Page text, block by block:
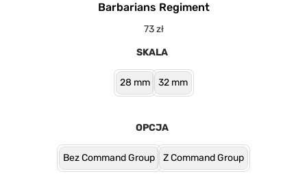
Barbarians Regiment
73zł
SKALA
28 mm 32 mm
OPCJA
Bez Command Group Z Command Group